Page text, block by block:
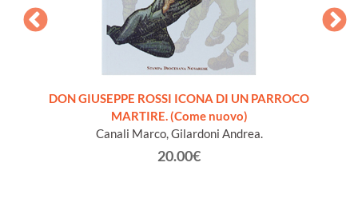
DON GIUSEPPE ROSSI ICONA DI UN PARROCO
MARTIRE. (Come nuovo)
Canali Marco, Gilardoni Andrea.
20.00€